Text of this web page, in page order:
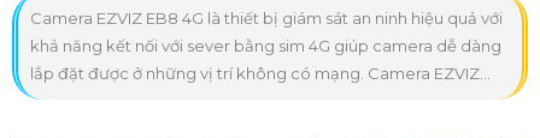
Camera EZVIZ EB8 4G là thiết bị giám sát an ninh hiệu quả với
khả năng kết nối với sever bằng sim 4G giúp camera dễ dàng
lắp đặt được ở những vị trí không có mạng. Camera EZVIZ...